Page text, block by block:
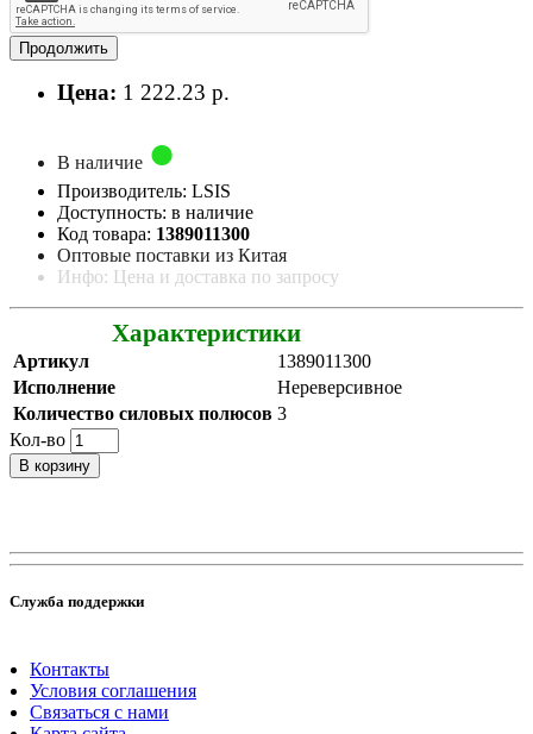
Продолжить
Цена: 1 222.23 р.
В наличие
Производитель: LSIS
Доступность: в наличие
Код товара: 1389011300
Оптовые поставки из Китая
Инфо: Цена и доставка по запросу
Характеристики
Артикул
1389011300
Исполнение
Нереверсивное
Количество силовых полюсов 3
Кол-во
В корзину
Служба поддержки
Контакты
Условия соглашения
Связаться с нами